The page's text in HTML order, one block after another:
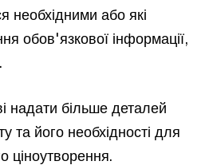
необхідними або які
обов'язкової інформації,
надати більше деталей
та його необхідності для
ціноутворення.